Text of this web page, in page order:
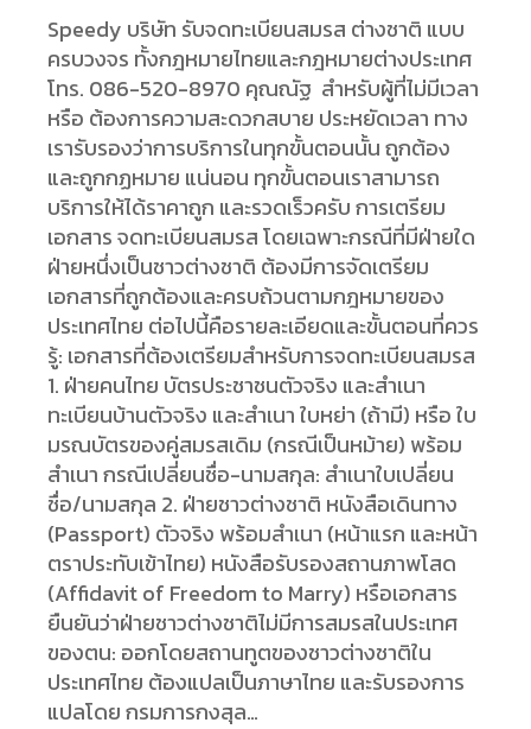
Speedy บริษัท รับจดทะเบียนสมรส ต่างชาติ แบบ
ครบวงจร ทั้งกฎหมายไทยและกฎหมายต่างประเทศ
โทร. 086-520-8970 คุณณัฐ สำหรับผู้ที่ไม่มีเวลา
หรือ ต้องการความสะดวกสบาย ประหยัดเวลา ทาง
เรารับรองว่าการบริการในทุกขั้นตอนนั้น ถูกต้อง
และถูกกฏหมาย แน่นอน ทุกขั้นตอนเราสามารถ
บริการให้ได้ราคาถูก และรวดเร็วครับ การเตรียม
เอกสาร จดทะเบียนสมรส โดยเฉพาะกรณีที่มีฝ่ายใด
ฝ่ายหนึ่งเป็นชาวต่างชาติ ต้องมีการจัดเตรียม
เอกสารที่ถูกต้องและครบถ้วนตามกฎหมายของ
ประเทศไทย ต่อไปนี้คือรายละเอียดและขั้นตอนที่ควร
รู้: เอกสารที่ต้องเตรียมสำหรับการจดทะเบียนสมรส
1. ฝ่ายคนไทย บัตรประชาชนตัวจริง และสำเนา
ทะเบียนบ้านตัวจริง และสำเนา ใบหย่า (ถ้ามี) หรือ ใบ
มรณบัตรของคู่สมรสเดิม (กรณีเป็นหม้าย) พร้อม
สำเนา กรณีเปลี่ยนชื่อ-นามสกุล: สำเนาใบเปลี่ยน
ชื่อ/นามสกุล 2. ฝ่ายชาวต่างชาติ หนังสือเดินทาง
(Passport) ตัวจริง พร้อมสำเนา (หน้าแรก และหน้า
ตราประทับเข้าไทย) หนังสือรับรองสถานภาพโสด
(Affidavit of Freedom to Marry) หรือเอกสาร
ยืนยันว่าฝ่ายชาวต่างชาติไม่มีการสมรสในประเทศ
ของตน: ออกโดยสถานทูตของชาวต่างชาติใน
ประเทศไทย ต้องแปลเป็นภาษาไทย และรับรองการ
แปลโดย กรมการกงสุล…